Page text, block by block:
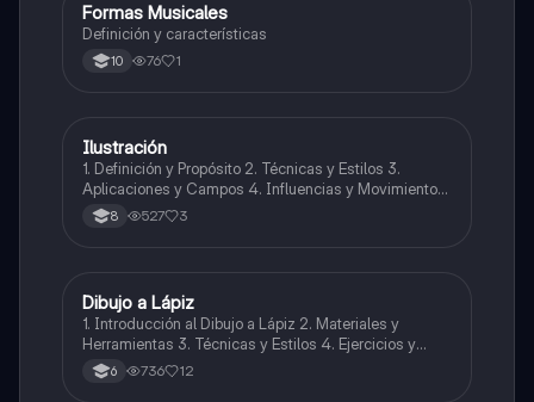
Música
Formas Musicales
Definición y características
10 76 1
Artes
Ilustración
1. Definición y Propósito 2. Técnicas y Estilos 3.
Aplicaciones y Campos 4. Influencias y Movimientos
Artísticos 5. Ética en la Ilustración 6. Desarrollo
Profesional y Educativo 7. Ejemplos y Referencias
8 527 3
Artes
Dibujo a Lápiz
1. Introducción al Dibujo a Lápiz 2. Materiales y
Herramientas 3. Técnicas y Estilos 4. Ejercicios y
Prácticas Recomendadas 5. Inspiración y
Referencias 6. Proceso Creativo y Experimentación
6 736 12